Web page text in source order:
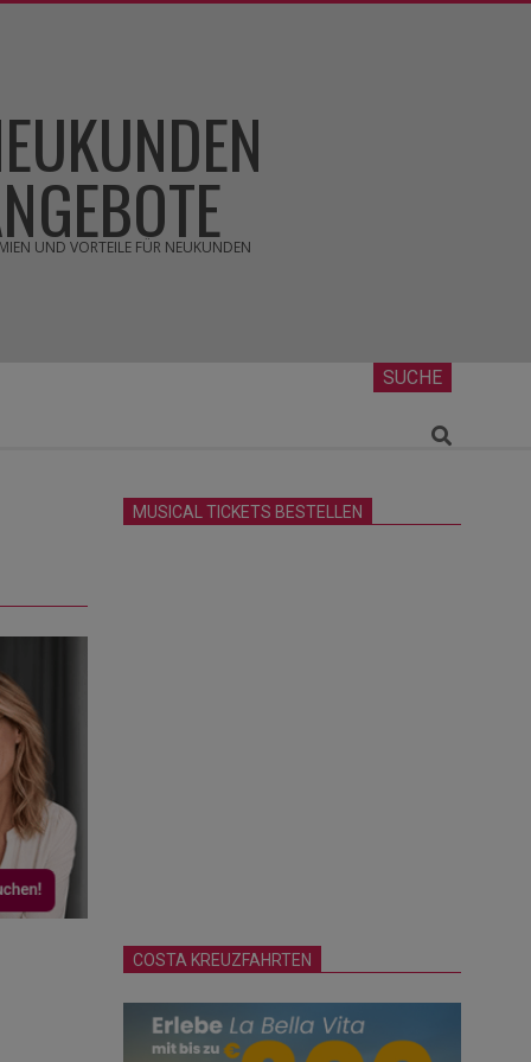
UND VORTEILE FÜR NEUKUNDEN
SUCHE
Search
MUSICAL TICKETS BESTELLEN
COSTA KREUZFAHRTEN